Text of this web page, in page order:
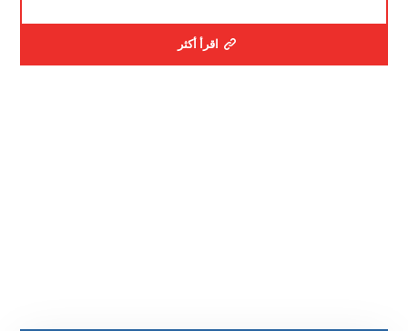
اقرأ أكثر